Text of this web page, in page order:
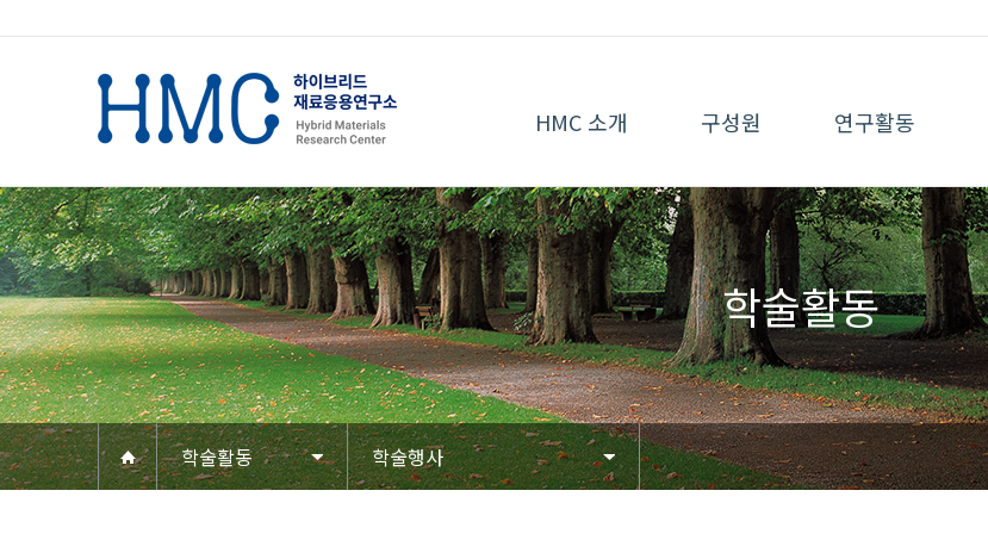
HMC 소개 구성원 연구활동
학술활동
학술활동 학술행사